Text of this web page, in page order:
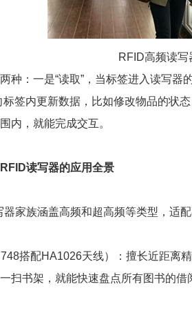
RFID高频读
种：一是“读取”，当标签进入读写
标签内更新数据，比如修改物品的状
内，就能完成交互。
读写器的应用全景
器家族涵盖高频和超高频等类型，适
搭配HA1026天线）：擅长近距离
扫书架，就能快速盘点所有图书的